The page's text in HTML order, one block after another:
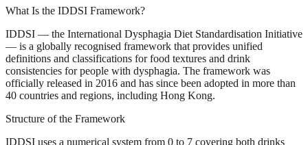
What Is the IDDSI Framework?
IDDSI — the International Dysphagia Diet Standardisation Initiative
— is a globally recognised framework that provides unified
definitions and classifications for food textures and drink
consistencies for people with dysphagia. The framework was
officially released in 2016 and has since been adopted in more than
40 countries and regions, including Hong Kong.
Structure of the Framework
IDDSI uses a numerical system from 0 to 7 covering both drinks